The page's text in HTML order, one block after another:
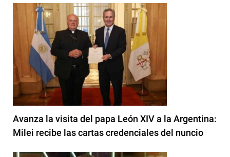
Avanza la visita del papa León XIV a la Argentina:
Milei recibe las cartas credenciales del nuncio